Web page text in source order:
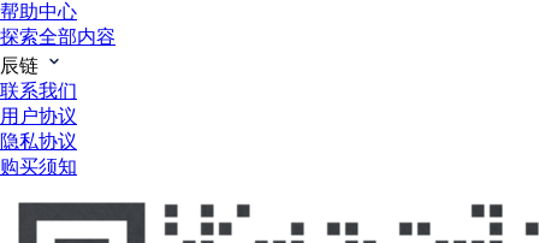
帮助中心
探索全部内容
辰链
联系我们
用户协议
隐私协议
购买须知